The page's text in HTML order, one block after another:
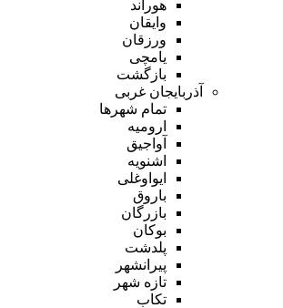
هوراند
وایقان
ورزقان
یامچی
بازگشت
آذربایجان غربی
تمام شهر‌ها
ارومیه
آواجیق
اشنویه
ایواوغلی
باروق
بازرگان
بوکان
پلدشت
پیرانشهر
تازه شهر
تکاب